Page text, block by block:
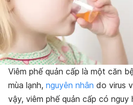
Viêm phế quản cấp là một căn
mùa lạnh, nguyên nhân do virus
vậy, viêm phế quản cấp có nguy